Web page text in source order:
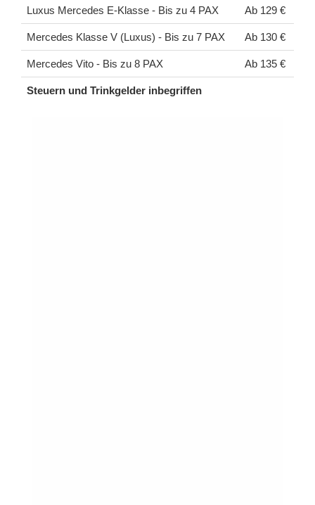
Luxus Mercedes E-Klasse - Bis zu 4 PAX Ab 129 €
Mercedes Klasse V (Luxus) - Bis zu 7 PAX Ab 130 €
Mercedes Vito - Bis zu 8 PAX Ab 135 €
Steuern und Trinkgelder inbegriffen